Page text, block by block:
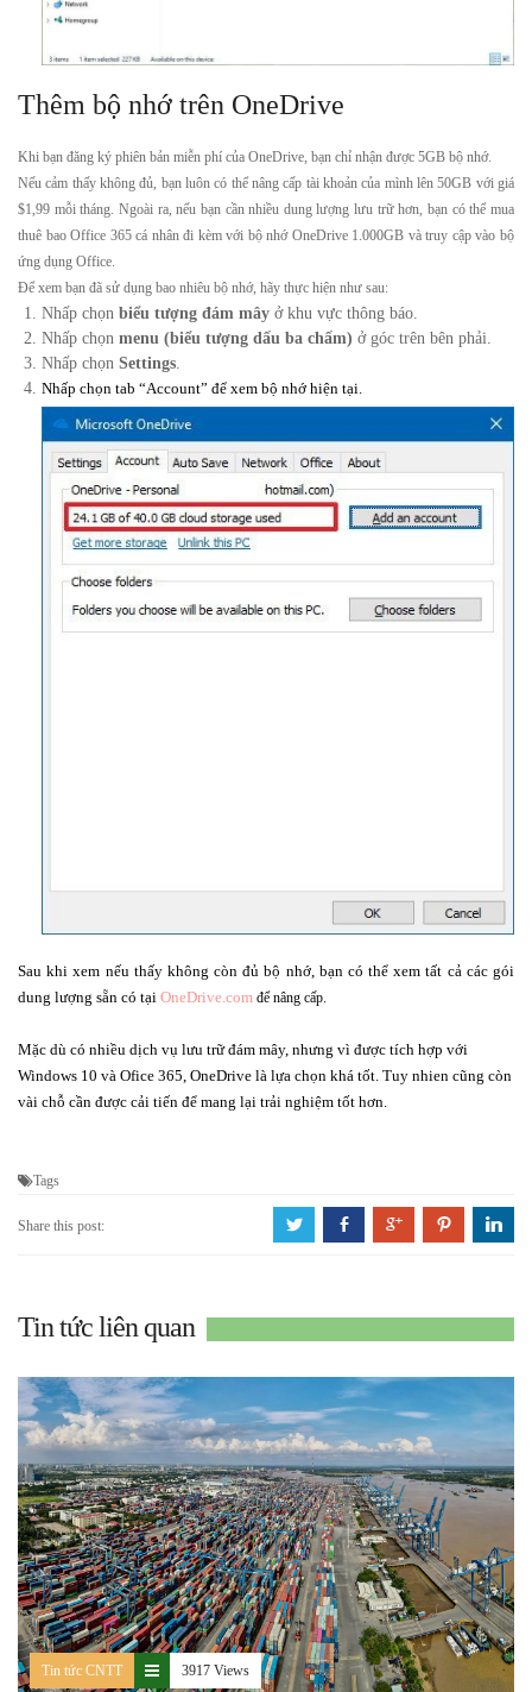
Thêm bộ nhớ trên OneDrive
Khi bạn đăng ký phiên bản miễn phí của OneDrive, bạn chỉ nhận được 5GB bộ nhớ.
Nếu cảm thấy không đủ, bạn luôn có thể nâng cấp tài khoản của mình lên 50GB với giá
$1,99 mỗi tháng. Ngoài ra, nếu bạn cần nhiều dung lượng lưu trữ hơn, bạn có thể mua
thuê bao Office 365 cá nhân đi kèm với bộ nhớ OneDrive 1.000GB và truy cập vào bộ
ứng dụng Office.
Để xem bạn đã sử dụng bao nhiêu bộ nhớ, hãy thực hiện như sau:
Nhấp chọn biểu tượng đám mây ở khu vực thông báo.
Nhấp chọn menu (biểu tượng dấu ba chấm) ở góc trên bên phải.
Nhấp chọn Settings.
Nhấp chọn tab “Account” để xem bộ nhớ hiện tại.
Sau khi xem nếu thấy không còn đủ bộ nhớ, bạn có thể xem tất cả các gói
dung lượng sẵn có tại OneDrive.com để nâng cấp.
Mặc dù có nhiều dịch vụ lưu trữ đám mây, nhưng vì được tích hợp với
Windows 10 và Ofice 365, OneDrive là lựa chọn khá tốt. Tuy nhien cũng còn
vài chỗ cần được cải tiến để mang lại trải nghiệm tốt hơn.
Tags
Share this post: a b c d j
Tin tức liên quan
Tin tức CNTT 3917 Views